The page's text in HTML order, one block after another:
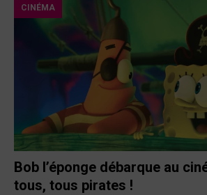
CINÉMA
Bob l’éponge débarque au
tous, tous pirates !